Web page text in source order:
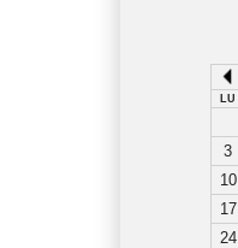
LU
3
10
17
24